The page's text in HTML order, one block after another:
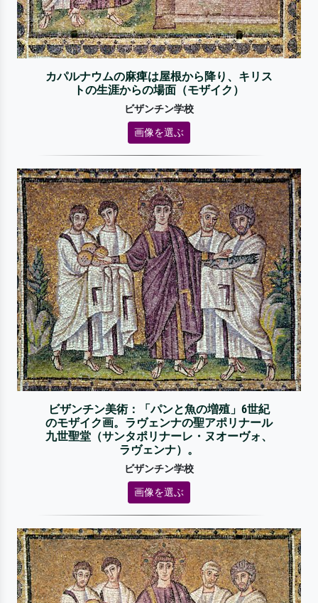
カパルナウムの麻痺は屋根から降り、キリス
トの生涯からの場面（モザイク）
ビザンチン学校
画像を選ぶ
ビザンチン美術：「パンと魚の増殖」6世紀
のモザイク画。ラヴェンナの聖アポリナール
九世聖堂（サンタポリナーレ・ヌオーヴォ、
ラヴェンナ）。
ビザンチン学校
画像を選ぶ